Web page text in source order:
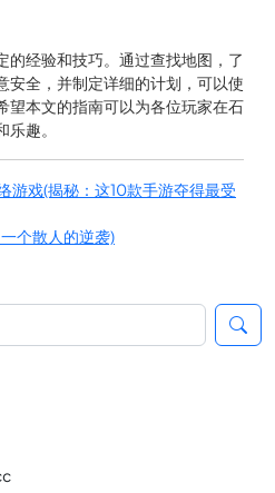
的经验和技巧。通过查找地图，了
安全，并制定详细的计划，可以使
望本文的指南可以为各位玩家在石
趣。
游戏(揭秘：这10款手游夺得最受
个散人的逆袭)